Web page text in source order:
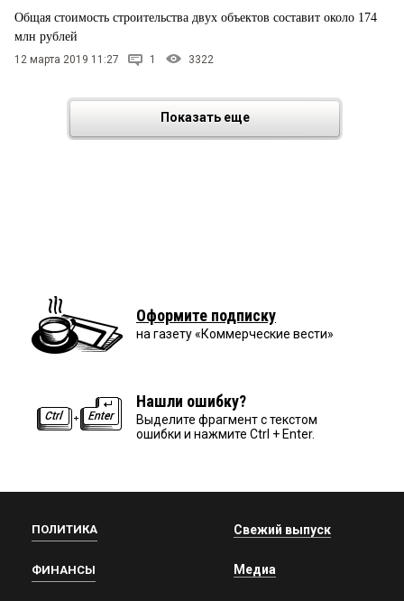
Общая стоимость строительства двух объектов составит около 174
млн рублей
12 марта 2019 11:27 1 3322
Показать еще
Оформите подписку
на газету «Коммерческие вести»
Нашли ошибку?
Выделите фрагмент с текстом
ошибки и нажмите Ctrl + Enter.
ПОЛИТИКА
ФИНАНСЫ
Свежий выпуск
Медиа